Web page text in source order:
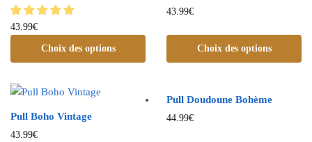
43.99€
Choix des options
43.99€
Choix des options
Pull Boho Vintage
43.99€
Pull Doudoune Bohème
44.99€